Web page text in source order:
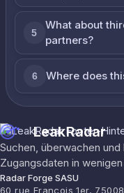
5
What about
partners?
6 Where does
LeakRadar
Suchen, überwachen
Zugangsdaten in
Radar Forge SASU
60 rue François 1er,